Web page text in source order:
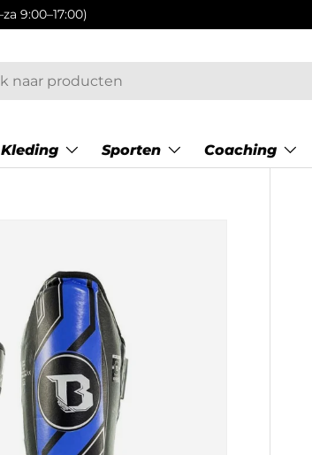
Kleding Sporten Coaching